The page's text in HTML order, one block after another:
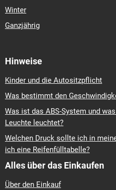
Winter
Ganzjährig
Hinweise
Kinder und die Autositzpflicht
Was bestimmt den
Was ist das ABS-System und
Leuchte leuchtet?
Welchen Druck sollte ich in
ich eine Reifenfülltabelle?
Alles über das Einkaufen
Über den Einkauf